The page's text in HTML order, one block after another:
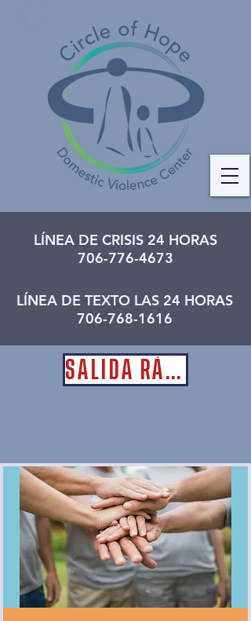
LÍNEA DE CRISIS 24 HORAS
706-776-4673
LÍNEA DE TEXTO LAS 24 HORAS
706-768-1616